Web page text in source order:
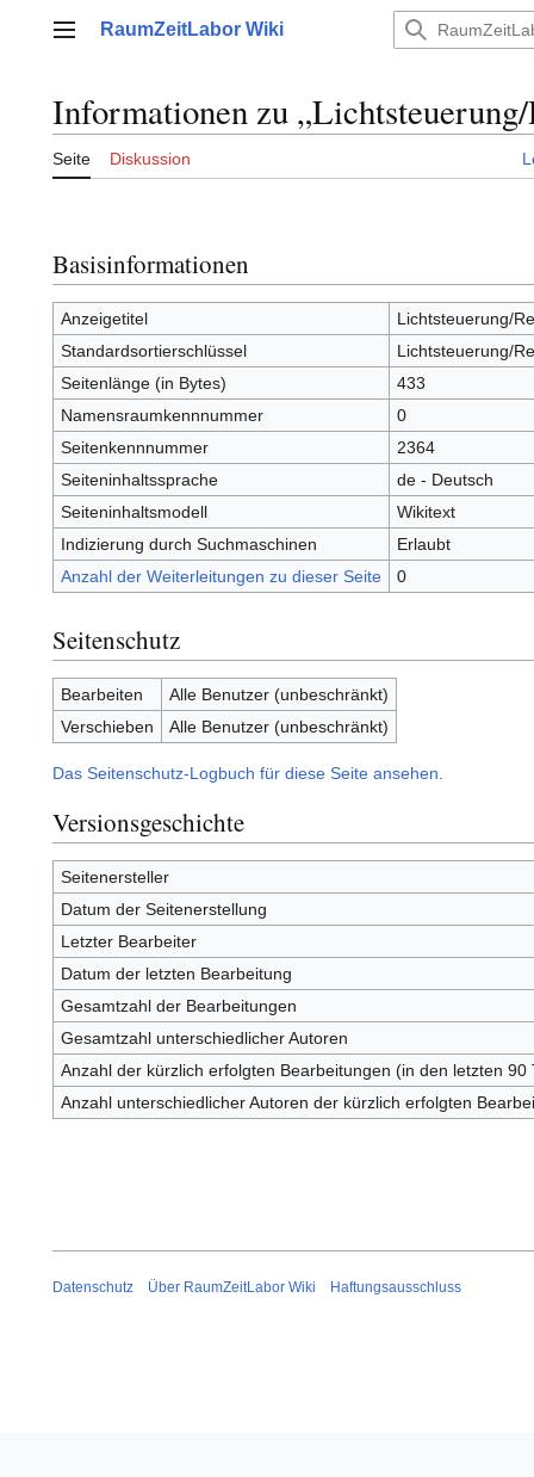
Hauptmenü
RaumZeitLabor Wiki
Informationen zu
Seite Diskussion
Basisinformationen
Anzeigetitel
Lichtsteuerung/
Standardsortierschlüssel
Lichtsteuerung/
Seitenlänge (in Bytes)
433
Namensraumkennnummer
0
Seitenkennnummer
2364
Seiteninhaltssprache
de - Deutsch
Seiteninhaltsmodell
Wikitext
Indizierung durch Suchmaschinen
Erlaubt
Anzahl der Weiterleitungen zu dieser Seite
0
Seitenschutz
Bearbeiten
Alle Benutzer (unbeschränkt)
Verschieben
Alle Benutzer (unbeschränkt)
Das Seitenschutz-Logbuch für diese Seite ansehen.
Versionsgeschichte
Seitenersteller
Datum der Seitenerstellung
Letzter Bearbeiter
Datum der letzten Bearbeitung
Gesamtzahl der Bearbeitungen
Gesamtzahl unterschiedlicher Autoren
Anzahl der kürzlich erfolgten Bearbeitungen (in den letzten 90
Anzahl unterschiedlicher Autoren der kürzlich erfolgten
Datenschutz Über RaumZeitLabor Wiki Haftungsausschluss